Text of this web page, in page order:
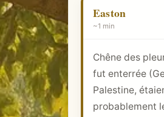
n
c
p
t
b
i
Easton
~1 min
Chêne des
fut enterrée (
Palestine,
probablement